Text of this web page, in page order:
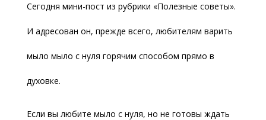
Сегодня мини-пост из рубрики «Полезные советы».
И адресован он, прежде всего, любителям варить
мыло мыло с нуля горячим способом прямо в
духовке.
Если вы любите мыло с нуля, но не готовы ждать